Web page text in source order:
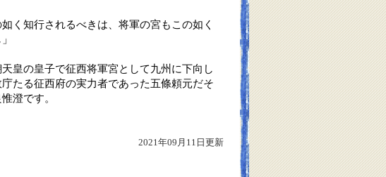
く知行されるべきは、将軍の宮もこの如く
皇の皇子で征西将軍宮として九州に下向し
たる征西府の実力者であった五條頼元だそ
澄です。
2021年09月11日更新